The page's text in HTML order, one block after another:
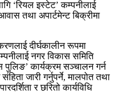
‘रियल इस्टेट’ कम्पनीलाई
तथा अपार्टमेन्ट बिक्रीमा
दीर्घकालीन रूपमा
नगर विकास समिति
पुलिङ’ कार्यक्रम सञ्चालन गर्न
जारी गर्नुपर्ने, मालपोत तथा
र छरितो कार्यविधि